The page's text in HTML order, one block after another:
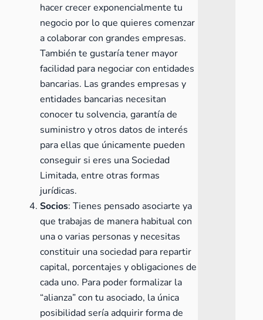
hacer crecer exponencialmente tu
negocio por lo que quieres comenzar
a colaborar con grandes empresas.
También te gustaría tener mayor
facilidad para negociar con entidades
bancarias. Las grandes empresas y
entidades bancarias necesitan
conocer tu solvencia, garantía de
suministro y otros datos de interés
para ellas que únicamente pueden
conseguir si eres una Sociedad
Limitada, entre otras formas
jurídicas.
Socios: Tienes pensado asociarte ya
que trabajas de manera habitual con
una o varias personas y necesitas
constituir una sociedad para repartir
capital, porcentajes y obligaciones de
cada uno. Para poder formalizar la
“alianza” con tu asociado, la única
posibilidad sería adquirir forma de